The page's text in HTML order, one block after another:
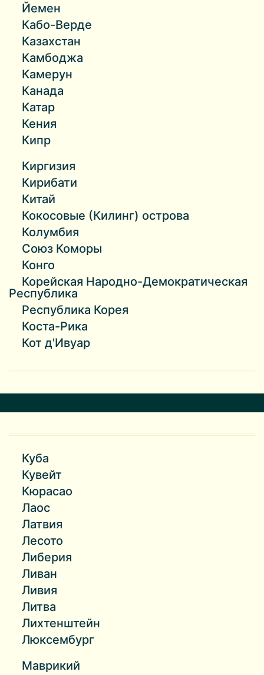
Йемен
Кабо-Верде
Казахстан
Камбоджа
Камерун
Канада
Катар
Кения
Кипр
Киргизия
Кирибати
Китай
Кокосовые (Килинг) острова
Колумбия
Союз Коморы
Конго
Корейская Народно-Демократическая
Республика
Республика Корея
Коста-Рика
Кот д'Ивуар
Куба
Кувейт
Кюрасао
Лаос
Латвия
Лесото
Либерия
Ливан
Ливия
Литва
Лихтенштейн
Люксембург
Маврикий